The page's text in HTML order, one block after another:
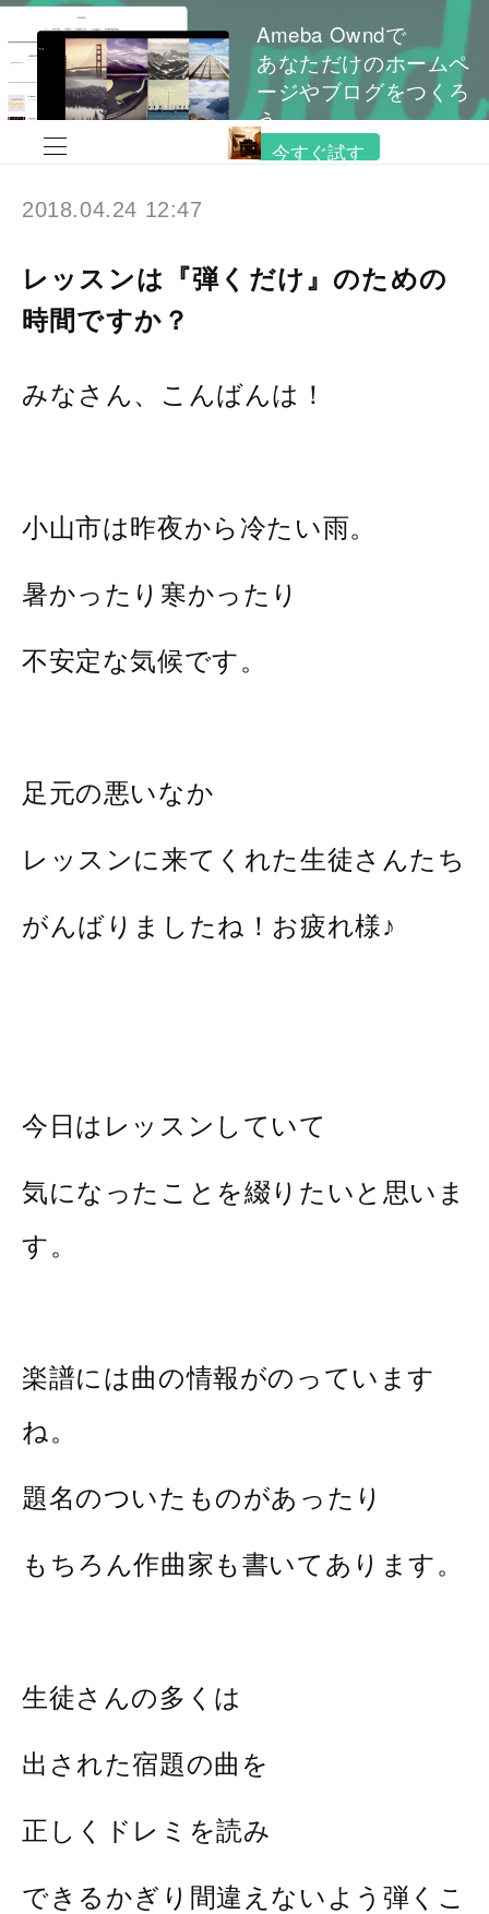
Ameba Owndで
あなただけのホームペ
ージやブログをつくろ
う
今すぐ試す
2018.04.24 12:47
レッスンは『弾くだけ』のための
時間ですか？
みなさん、こんばんは！
小山市は昨夜から冷たい雨。
暑かったり寒かったり
不安定な気候です。
足元の悪いなか
レッスンに来てくれた生徒さんたち
がんばりましたね！お疲れ様♪
今日はレッスンしていて
気になったことを綴りたいと思いま
す。
楽譜には曲の情報がのっています
ね。
題名のついたものがあったり
もちろん作曲家も書いてあります。
生徒さんの多くは
出された宿題の曲を
正しくドレミを読み
できるかぎり間違えないよう弾くこ